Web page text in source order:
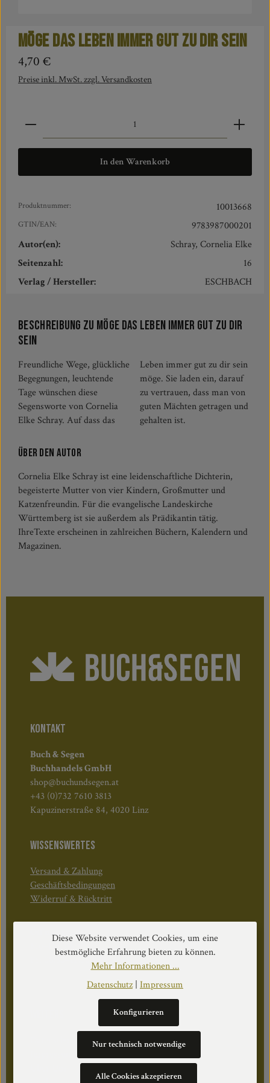
Möge das Leben immer gut zu dir sein
Regulärer Preis:
4,70 €
Preise inkl. MwSt. zzgl. Versandkosten
Produkt Anzahl: Gib den gewünschten Wert ein oder
In den Warenkorb
Produktnummer: 10013668
GTIN/EAN:
9783987000201
Autor(en):
Schray, Cornelia Elke
Seitenzahl:
16
Verlag / Hersteller:
ESCHBACH
Beschreibung zu Möge das Leben immer gut zu dir
sein
Freundliche Wege, glückliche
Begegnungen, leuchtende
Tage wünschen diese
Segensworte von Cornelia
Elke Schray. Auf dass das
Leben immer gut zu dir sein
möge. Sie laden ein, darauf
zu vertrauen, dass man von
guten Mächten getragen und
gehalten ist.
Über den Autor
Cornelia Elke Schray ist eine leidenschaftliche Dichterin,
begeisterte Mutter von vier Kindern, Großmutter und
Katzenfreundin. Für die evangelische Landeskirche
Württemberg ist sie außerdem als Prädikantin tätig.
IhreTexte erscheinen in zahlreichen Büchern, Kalendern und
Magazinen.
KONTAKT
Buch & Segen
Buchhandels GmbH
shop@buchundsegen.at
+43 (0)732 7610 3813
Kapuzinerstraße 84, 4020 Linz
WISSENSWERTES
Versand & Zahlung
Geschäftsbedingungen
Widerruf & Rücktritt
Öffnungszeiten:
Mo–Do: 08:30–17:00 Uhr
Fr: 08:30–12:30 Uhr
Diese Website verwendet Cookies, um eine
bestmögliche Erfahrung bieten zu können.
Mehr Informationen ...
Datenschutz| Impressum
Nur technisch notwendige
Konfigurieren
Alle Cookies akzeptieren